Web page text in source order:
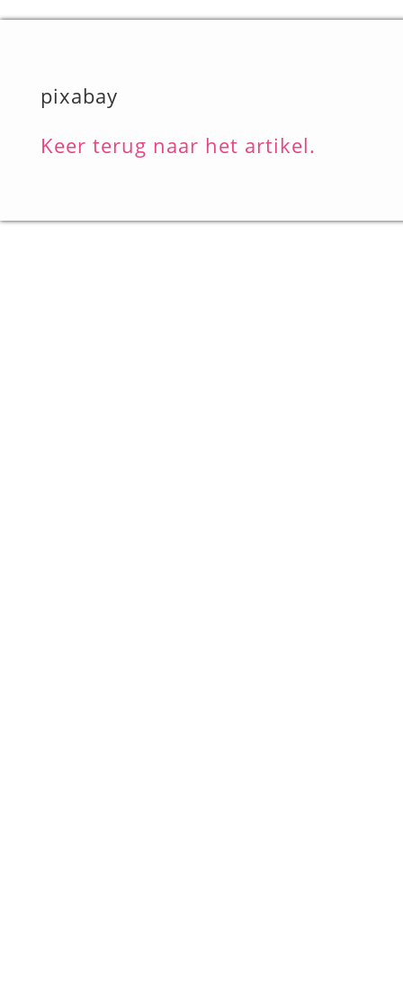
pixabay
Keer terug naar het artikel.